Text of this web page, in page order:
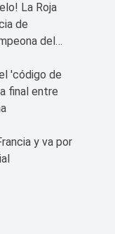
La Roja
de
del
'código de
final entre
y va por